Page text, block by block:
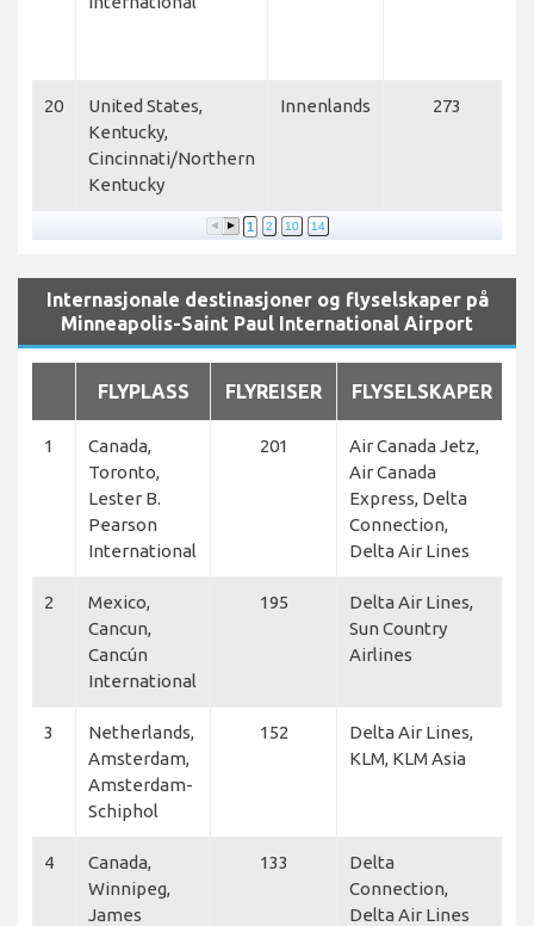
20
United States,
Kentucky,
Cincinnati/Northern
Kentucky
Innenlands 273
1 2 10 14
Internasjonale destinasjoner og flyselskaper på
Minneapolis-Saint Paul International Airport
FLYPLASS FLYREISER FLYSELSKAPER
1
Canada,
Toronto,
Lester B.
Pearson
International
201
Air Canada Jetz,
Air Canada
Express, Delta
Connection,
Delta Air Lines
2
Mexico,
Cancun,
Cancún
International
195
Delta Air Lines,
Sun Country
Airlines
3
Netherlands,
Amsterdam,
Amsterdam-
Schiphol
152
Delta Air Lines,
KLM, KLM Asia
4
Canada,
Winnipeg,
James
133
Delta
Connection,
Delta Air Lines